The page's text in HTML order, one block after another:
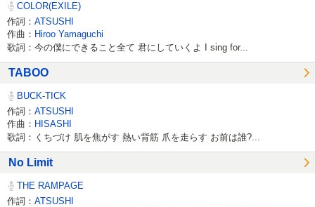
COLOR(EXILE)
作詞： ATSUSHI
作曲： Hiroo Yamaguchi
歌詞：今の僕にできること全て 君にしていくよ I sing for...
TABOO
BUCK-TICK
作詞： ATSUSHI
作曲： HISASHI
歌詞：くちづけ 肌を焦がす 熱い背筋 爪を走らす お前は誰?...
No Limit
THE RAMPAGE
作詞： ATSUSHI